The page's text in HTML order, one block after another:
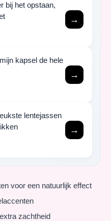
bij het opstaan,
→
kapsel de hele
→
lentejassen
→
voor een natuurlijk effect
zachtheid